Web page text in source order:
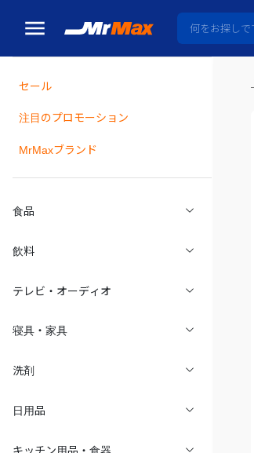
セール
注目のプロモーション
MrMaxブランド
食品
飲料
テレビ・オーディオ
寝具・家具
洗剤
日用品
キッチン用品・食器